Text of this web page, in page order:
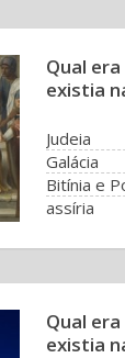
Qual
existia
Judeia
Galácia
Bitínia e
assíria
Qual
existia